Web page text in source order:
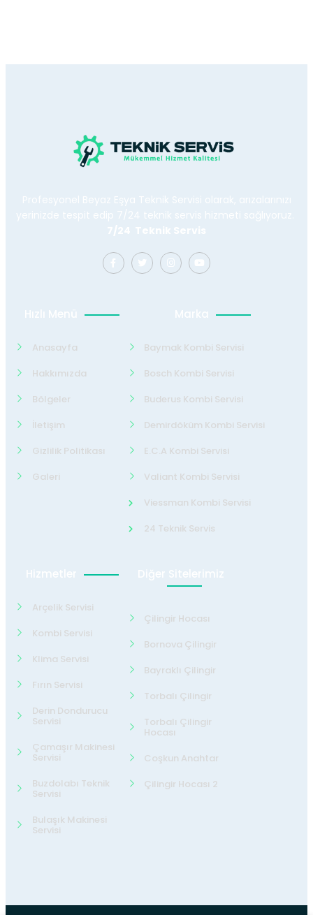
Profesyonel Beyaz Eşya Teknik Servisi olarak, arızalarınızı
yerinizde tespit edip 7/24 teknik servis hizmeti sağlıyoruz.
7/24 Teknik Servis
Hızlı Menü
Anasayfa
Hakkımızda
Bölgeler
İletişim
Gizlilik Politikası
Galeri
Marka
Baymak Kombi Servisi
Bosch Kombi Servisi
Buderus Kombi Servisi
Demirdöküm Kombi Servisi
E.C.A Kombi Servisi
Valiant Kombi Servisi
Viessman Kombi Servisi
24 Teknik Servis
Hizmetler
Arçelik Servisi
Kombi Servisi
Klima Servisi
Fırın Servisi
Derin Dondurucu
Servisi
Çamaşır Makinesi
Servisi
Buzdolabı Teknik
Servisi
Bulaşık Makinesi
Servisi
Diğer Sitelerimiz
Çilingir Hocası
Bornova Çilingir
Bayraklı Çilingir
Torbalı Çilingir
Torbalı Çilingir
Hocası
Coşkun Anahtar
Çilingir Hocası 2